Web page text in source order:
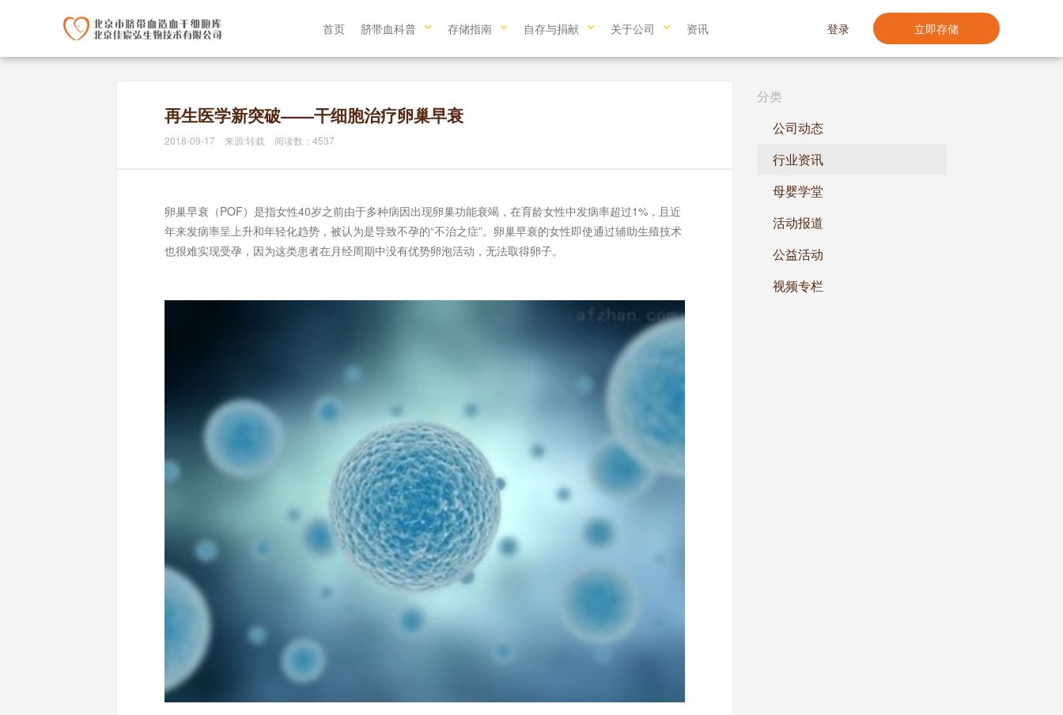
首页 脐带血科普 存储指南 自存与捐献 关于公司 资讯 立即存储
登录
再生医学新突破——干细胞治疗卵巢早衰
2018-09-17 来源:转载 阅读数：4537
卵巢早衰（POF）是指女性40岁之前由于多种病因出现卵巢功能衰竭，在育龄女性中发病率超过1%，且近
年来发病率呈上升和年轻化趋势，被认为是导致不孕的“不治之症”。卵巢早衰的女性即使通过辅助生殖技术
也很难实现受孕，因为这类患者在月经周期中没有优势卵泡活动，无法取得卵子。
分类
公司动态
行业资讯
母婴学堂
活动报道
公益活动
视频专栏